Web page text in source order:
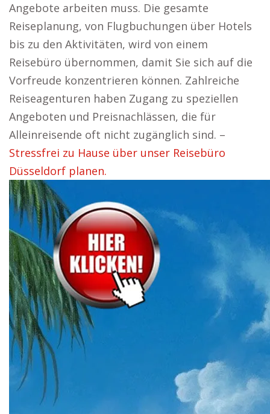
Angebote arbeiten muss. Die gesamte
Reiseplanung, von Flugbuchungen über Hotels
bis zu den Aktivitäten, wird von einem
Reisebüro übernommen, damit Sie sich auf die
Vorfreude konzentrieren können. Zahlreiche
Reiseagenturen haben Zugang zu speziellen
Angeboten und Preisnachlässen, die für
Alleinreisende oft nicht zugänglich sind. –
Stressfrei zu Hause über unser Reisebüro
Düsseldorf planen.